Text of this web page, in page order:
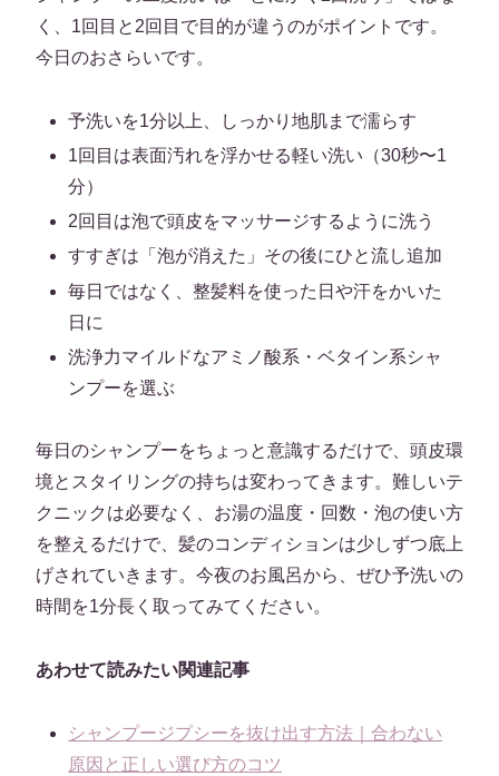
く、1回目と2回目で目的が違うのがポイントです。
今日のおさらいです。
予洗いを1分以上、しっかり地肌まで濡らす
1回目は表面汚れを浮かせる軽い洗い（30秒〜1
分）
2回目は泡で頭皮をマッサージするように洗う
すすぎは「泡が消えた」その後にひと流し追加
毎日ではなく、整髪料を使った日や汗をかいた
日に
洗浄力マイルドなアミノ酸系・ベタイン系シャ
ンプーを選ぶ
毎日のシャンプーをちょっと意識するだけで、頭皮環
境とスタイリングの持ちは変わってきます。難しいテ
クニックは必要なく、お湯の温度・回数・泡の使い方
を整えるだけで、髪のコンディションは少しずつ底上
げされていきます。今夜のお風呂から、ぜひ予洗いの
時間を1分長く取ってみてください。
あわせて読みたい関連記事
シャンプージプシーを抜け出す方法｜合わない
原因と正しい選び方のコツ